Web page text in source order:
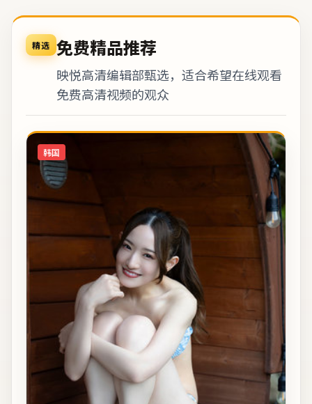
精选 免费精品推荐
映悦高清编辑部甄选，适合希望在线观看
免费高清视频的观众
韩国